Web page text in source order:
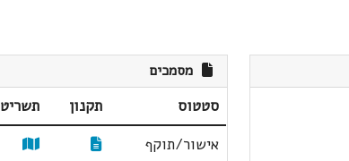
מסמכים
סטטוס תקנון תשריט
אישור/תוקף